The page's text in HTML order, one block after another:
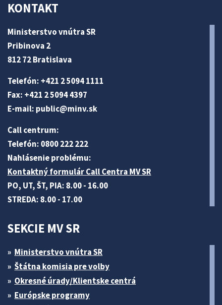
KONTAKT
Ministerstvo vnútra SR
Pribinova 2
812 72 Bratislava
Telefón: +421 2 5094 1111
Fax: +421 2 5094 4397
E-mail: public@minv.sk
Call centrum:
Telefón: 0800 222 222
Nahlásenie problému:
Kontaktný formulár Call Centra MV SR
PO, UT, ŠT, PIA: 8.00 - 16.00
STREDA: 8.00 - 17.00
SEKCIE MV SR
Ministerstvo vnútra SR
Štátna komisia pre volby
Okresné úrady/Klientske centrá
Európske programy